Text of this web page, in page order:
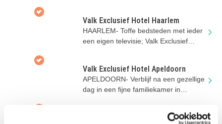
Valk Exclusief Hotel Haarlem
HAARLEM- Toffe bedsteden met ieder
een eigen televisie; Valk Exclusief
Valk Exclusief Hotel Apeldoorn
APELDOORN- Verblijf na een gezellige
dag in een fijne familiekamer in